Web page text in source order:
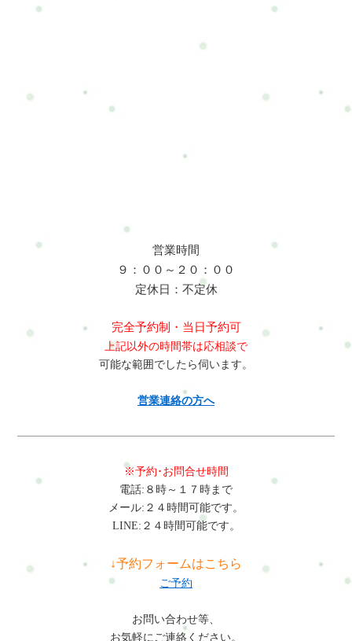
営業時間
９：００～２０：００
定休日：不定休
完全予約制・当日予約可
上記以外の時間帯は応相談で
可能な範囲でしたら伺います。
営業連絡の方へ
※予約･お問合せ時間
電話:８時～１７時まで
メール:２４時間可能です。
LINE:２４時間可能です。
↓予約フォームはこちら
ご予約
お問い合わせ等、
お気軽にご連絡ください。